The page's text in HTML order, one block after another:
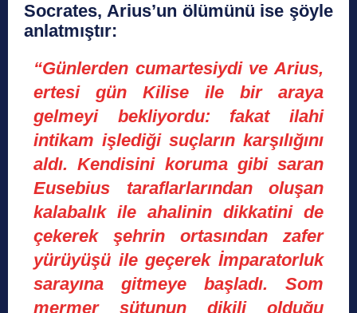
Socrates, Arius’un ölümünü ise şöyle
anlatmıştır:
“Günlerden cumartesiydi ve Arius,
ertesi gün Kilise ile bir araya
gelmeyi bekliyordu: fakat ilahi
intikam işlediği suçların karşılığını
aldı. Kendisini koruma gibi saran
Eusebius taraflarlarından oluşan
kalabalık ile ahalinin dikkatini de
çekerek şehrin ortasından zafer
yürüyüşü ile geçerek İmparatorluk
sarayına gitmeye başladı. Som
mermer sütunun dikili olduğu